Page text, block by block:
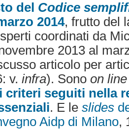
del Codice
2014, frutto del
coordinati da
2013 al
articolo per
v. infra). Sono on line
criteri seguiti nella
. E le slides
Aidp di Milano,